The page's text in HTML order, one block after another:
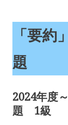
「要
題
2024年度
題 1級